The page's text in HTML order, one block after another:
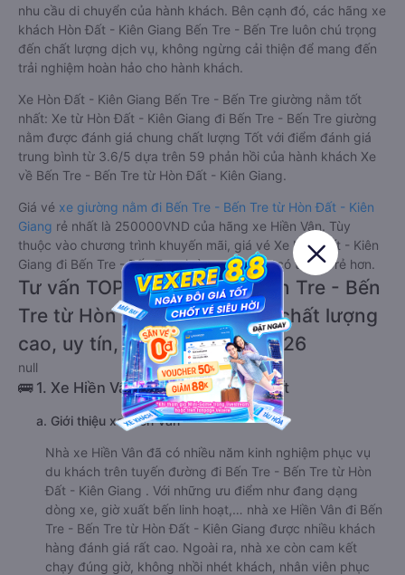
nhu cầu di chuyển của hành khách. Bên cạnh đó, các hãng xe
khách Hòn Đất - Kiên Giang Bến Tre - Bến Tre luôn chú trọng
đến chất lượng dịch vụ, không ngừng cải thiện để mang đến
trải nghiệm hoàn hảo cho hành khách.
Xe Hòn Đất - Kiên Giang Bến Tre - Bến Tre giường nằm tốt
nhất: Xe từ Hòn Đất - Kiên Giang đi Bến Tre - Bến Tre giường
nằm được đánh giá chung chất lượng Tốt với điểm đánh giá
trung bình từ 3.6/5 dựa trên 59 phản hồi của hành khách Xe
về Bến Tre - Bến Tre từ Hòn Đất - Kiên Giang.
Giá vé xe giường nằm đi Bến Tre - Bến Tre từ Hòn Đất - Kiên
Giang rẻ nhất là 250000VND của hãng xe Hiền Vân. Tùy
thuộc vào chương trình khuyến mãi, giá vé Xe Hòn Đất - Kiên
Giang đi Bến Tre - Bến Tre giường nằm này có thể sẽ rẻ hơn.
Tư vấn TOP 1 xe khách đi Bến Tre - Bến
Tre từ Hòn Đất - Kiên Giang chất lượng
cao, uy tín, giá rẻ nhất 08/2026
null
🚌 1. Xe Hiền Vân khởi hành tại Hòn Đất
a. Giới thiệu xe Hiền Vân
Nhà xe Hiền Vân đã có nhiều năm kinh nghiệm phục vụ
du khách trên tuyến đường đi Bến Tre - Bến Tre từ Hòn
Đất - Kiên Giang . Với những ưu điểm như đang dạng
dòng xe, giờ xuất bến linh hoạt,… nhà xe Hiền Vân đi Bến
Tre - Bến Tre từ Hòn Đất - Kiên Giang được nhiều khách
hàng đánh giá rất cao. Ngoài ra, nhà xe còn cam kết
chạy đúng giờ, không nhồi nhét khách, nhân viên phục